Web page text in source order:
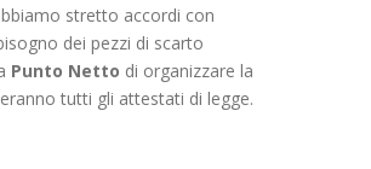
stretto accordi con
dei pezzi di scarto
Punto Netto di organizzare la
tutti gli attestati di legge.